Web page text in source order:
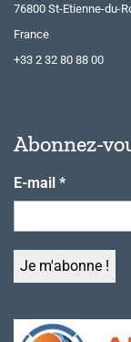
76800 St-Etienne-du-
France
+33 2 32 80 88 00
Abonnez-
E-mail *